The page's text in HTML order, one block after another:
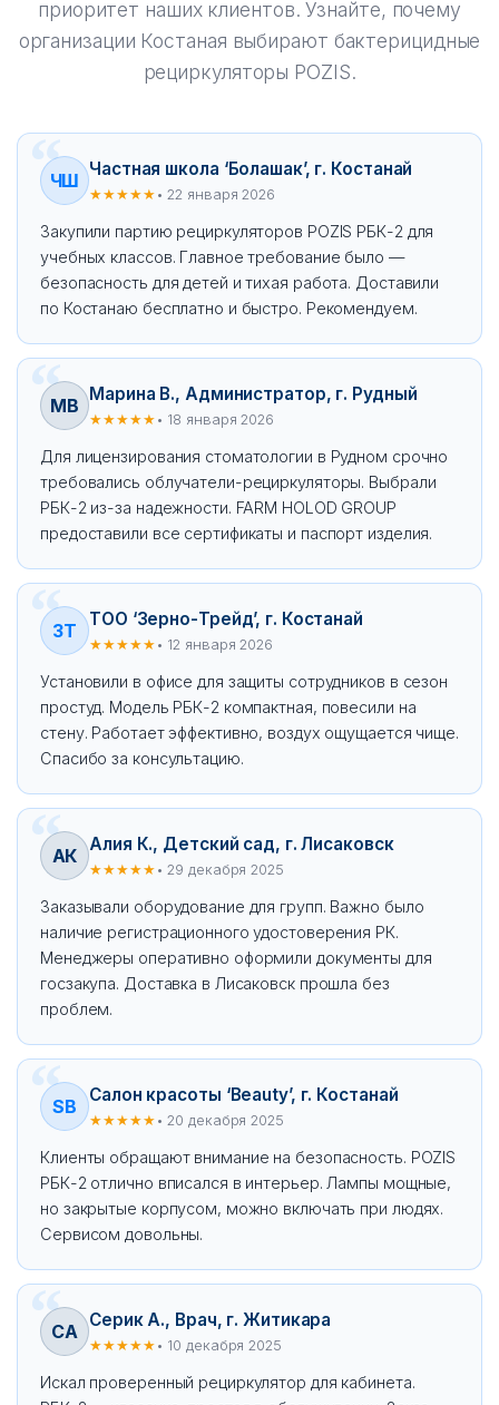
приоритет наших клиентов. Узнайте, почему
организации Костаная выбирают бактерицидные
рециркуляторы POZIS.
ЧШ
Частная школа ‘Болашак’, г. Костанай
★★★★★ • 22 января 2026
Закупили партию рециркуляторов POZIS РБК-2 для
учебных классов. Главное требование было —
безопасность для детей и тихая работа. Доставили
по Костанаю бесплатно и быстро. Рекомендуем.
МВ
Марина В., Администратор, г. Рудный
★★★★★ • 18 января 2026
Для лицензирования стоматологии в Рудном срочно
требовались облучатели-рециркуляторы. Выбрали
РБК-2 из-за надежности. FARM HOLOD GROUP
предоставили все сертификаты и паспорт изделия.
ЗТ
ТОО ‘Зерно-Трейд’, г. Костанай
★★★★★ • 12 января 2026
Установили в офисе для защиты сотрудников в сезон
простуд. Модель РБК-2 компактная, повесили на
стену. Работает эффективно, воздух ощущается чище.
Спасибо за консультацию.
АК
Алия К., Детский сад, г. Лисаковск
★★★★★ • 29 декабря 2025
Заказывали оборудование для групп. Важно было
наличие регистрационного удостоверения РК.
Менеджеры оперативно оформили документы для
госзакупа. Доставка в Лисаковск прошла без
проблем.
SB
Салон красоты ‘Beauty’, г. Костанай
★★★★★ • 20 декабря 2025
Клиенты обращают внимание на безопасность. POZIS
РБК-2 отлично вписался в интерьер. Лампы мощные,
но закрытые корпусом, можно включать при людях.
Сервисом довольны.
СА
Серик А., Врач, г. Житикара
★★★★★ • 10 декабря 2025
Искал проверенный рециркулятор для кабинета.